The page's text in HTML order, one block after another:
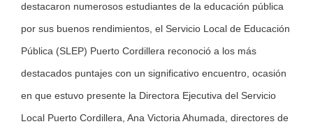
destacaron numerosos estudiantes de la educación pública
por sus buenos rendimientos, el Servicio Local de Educación
Pública (SLEP) Puerto Cordillera reconoció a los más
destacados puntajes con un significativo encuentro, ocasión
en que estuvo presente la Directora Ejecutiva del Servicio
Local Puerto Cordillera, Ana Victoria Ahumada, directores de